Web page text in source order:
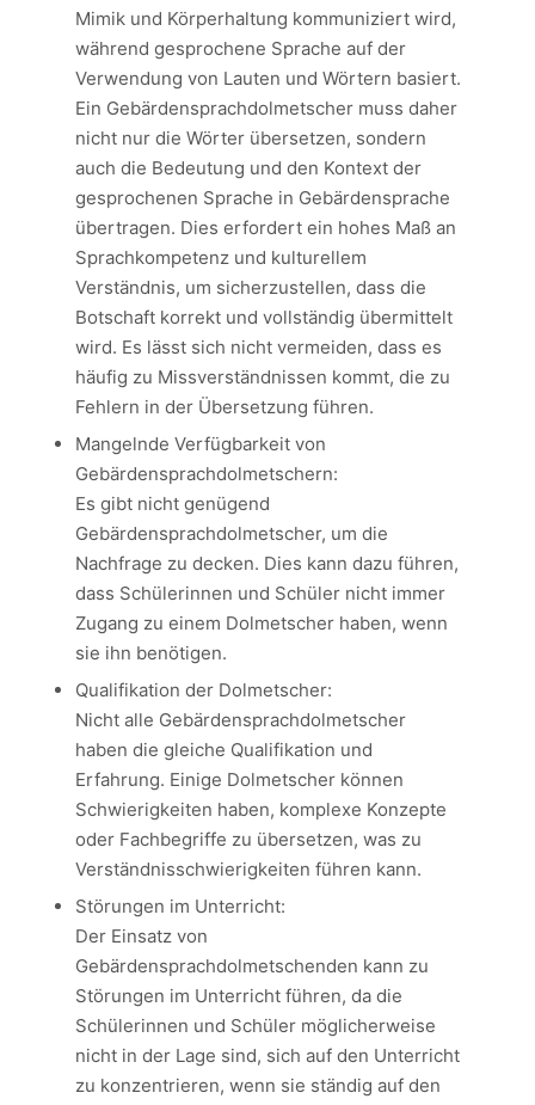
Mimik und Körperhaltung kommuniziert wird,
während gesprochene Sprache auf der
Verwendung von Lauten und Wörtern basiert.
Ein Gebärdensprachdolmetscher muss daher
nicht nur die Wörter übersetzen, sondern
auch die Bedeutung und den Kontext der
gesprochenen Sprache in Gebärdensprache
übertragen. Dies erfordert ein hohes Maß an
Sprachkompetenz und kulturellem
Verständnis, um sicherzustellen, dass die
Botschaft korrekt und vollständig übermittelt
wird. Es lässt sich nicht vermeiden, dass es
häufig zu Missverständnissen kommt, die zu
Fehlern in der Übersetzung führen.
Mangelnde Verfügbarkeit von
Gebärdensprachdolmetschern:
Es gibt nicht genügend
Gebärdensprachdolmetscher, um die
Nachfrage zu decken. Dies kann dazu führen,
dass Schülerinnen und Schüler nicht immer
Zugang zu einem Dolmetscher haben, wenn
sie ihn benötigen.
Qualifikation der Dolmetscher:
Nicht alle Gebärdensprachdolmetscher
haben die gleiche Qualifikation und
Erfahrung. Einige Dolmetscher können
Schwierigkeiten haben, komplexe Konzepte
oder Fachbegriffe zu übersetzen, was zu
Verständnisschwierigkeiten führen kann.
Störungen im Unterricht:
Der Einsatz von
Gebärdensprachdolmetschenden kann zu
Störungen im Unterricht führen, da die
Schülerinnen und Schüler möglicherweise
nicht in der Lage sind, sich auf den Unterricht
zu konzentrieren, wenn sie ständig auf den